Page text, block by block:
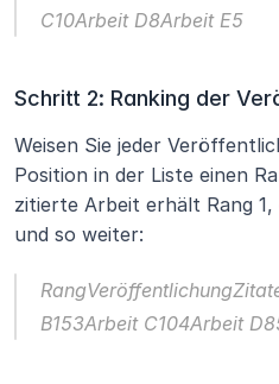
C10Arbeit D8Arbeit E5
Schritt 2: Ranking der
Weisen Sie jeder
Position in der Liste einen
zitierte Arbeit erhält Rang
und so weiter:
B153Arbeit C104Arbeit